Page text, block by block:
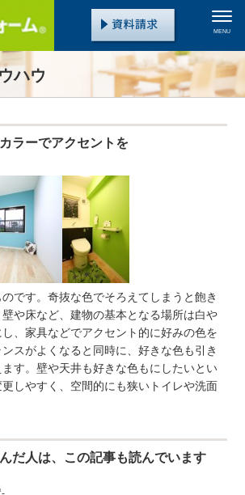
MENU
ハウ
ラーでアクセントを
です。奇抜な色でそろえてしまうと飽き
や床など、建物の基本となる場所は白や
、家具などでアクセント的に好みの色を
スがよくなると同時に、好きな色も引き
す。壁や天井も好きな色もにしたいとい
しやすく、空間的にも狭いトイレや洗面
だ人は、この記事も読んでいます